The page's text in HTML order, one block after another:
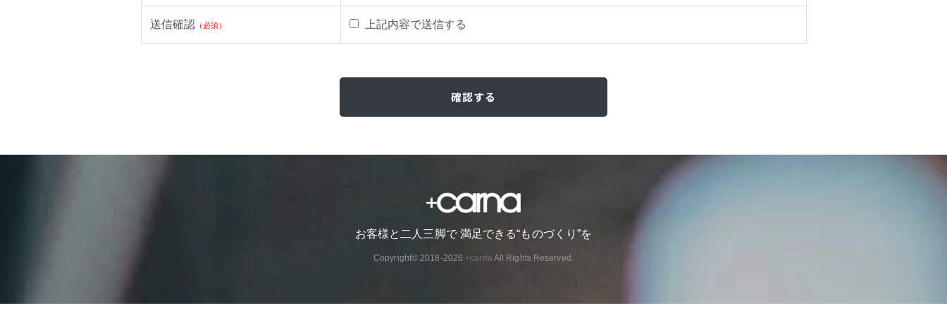
送信確認（必須） 上記内容で送信する
お客様と二人三脚で 満足できる“ものづくり”を
Copyright© 2018-2026 +carnaAll Rights Reserved.